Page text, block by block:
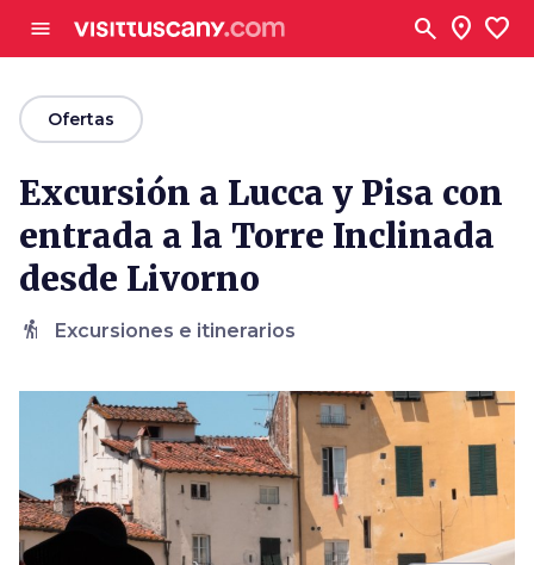
menu search location_on favorite
arrow_backOfertas
Excursión a Lucca y Pisa con
entrada a la Torre Inclinada
desde Livorno
hiking Excursiones e itinerarios